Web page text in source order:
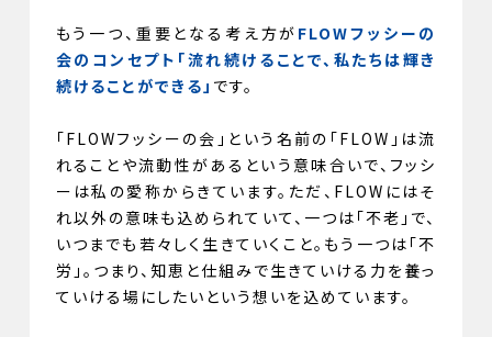
もう一つ、重要となる考え方が FLOWフッシーの
会のコンセプト「流れ続けることで、私たちは輝き
続けることができる」 です。
「FLOWフッシーの会」という名前の「FLOW」は流
れることや流動性があるという意味合いで、フッシ
ーは私の愛称からきています。ただ、FLOWにはそ
れ以外の意味も込められていて、一つは「不老」で、
いつまでも若々しく生きていくこと。もう一つは「不
労」。つまり、知恵と仕組みで生きていける力を養っ
ていける場にしたいという想いを込めています。